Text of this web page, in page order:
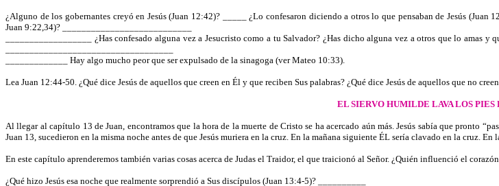
¿Alguno de los gobernantes creyó en Jesús (Juan 12:42)? _____ ¿Lo confesaron diciendo a otros lo que pensaban de Jesús
Juan 9:22,34)? ___________________________
__________________ ¿Has confesado alguna vez a Jesucristo como a tu Salvador? ¿Has dicho alguna vez a otros que lo amas
_____________ Hay algo mucho peor que ser expulsado de la sinagoga (ver Mateo 10:33).
Lea Juan 12:44-50. ¿Qué dice Jesús de aquellos que creen en Él y que reciben Sus palabras? ¿Qué dice Jesús de aquellos que no
EL SIERVO HUMILDE LAVA LOS PIES
Al llegar al capítulo 13 de Juan, encontramos que la hora de la muerte de Cristo se ha acercado aún más. Jesús sabía que pronto
Juan 13, sucedieron en la misma noche antes de que Jesús muriera en la cruz. En la mañana siguiente ÉL sería clavado en la cruz.
En este capítulo aprenderemos también varias cosas acerca de Judas el Traidor, el que traicionó al Señor. ¿Quién influenció el
¿Qué hizo Jesús esa noche que realmente sorprendió a Sus discípulos (Juan 13:4-5)? __________